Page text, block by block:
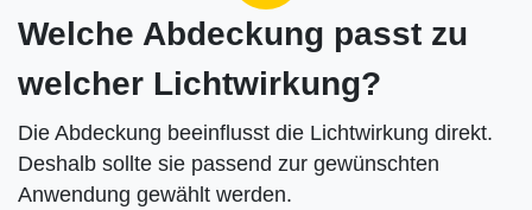
Welche Abdeckung passt zu
welcher Lichtwirkung?
Die Abdeckung beeinflusst die Lichtwirkung direkt.
Deshalb sollte sie passend zur gewünschten
Anwendung gewählt werden.